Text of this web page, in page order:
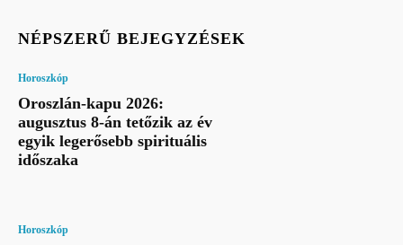
NÉPSZERŰ BEJEGYZÉSEK
Horoszkóp
Oroszlán-kapu 2026:
augusztus 8-án tetőzik az év
egyik legerősebb spirituális
időszaka
Horoszkóp